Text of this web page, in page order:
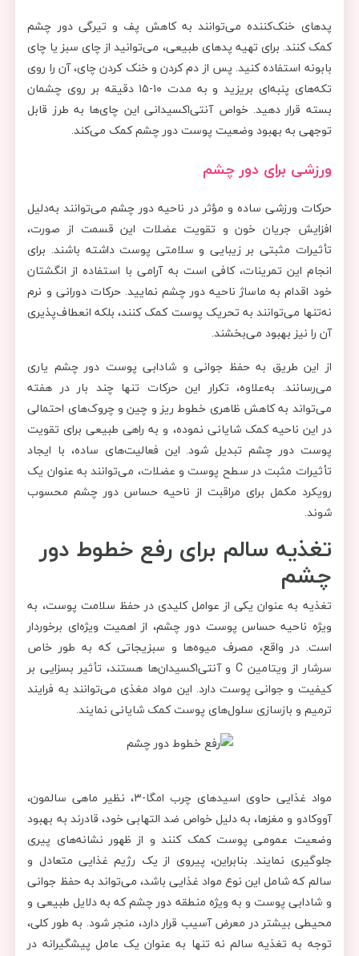
پدهای خنک‌کننده می‌توانند به کاهش پف و تیرگی دور چشم
کمک کنند. برای تهیه پدهای طبیعی، می‌توانید از چای سبز یا چای
بابونه استفاده کنید. پس از دم کردن و خنک کردن چای، آن را روی
تکه‌های پنبه‌ای بریزید و به مدت ۱۰-۱۵ دقیقه بر روی چشمان
بسته قرار دهید. خواص آنتی‌اکسیدانی این چای‌ها به طرز قابل
توجهی به بهبود وضعیت پوست دور چشم کمک می‌کند.
ورزشی برای دور چشم
حرکات ورزشی ساده و مؤثر در ناحیه دور چشم می‌توانند به‌دلیل
افزایش جریان خون و تقویت عضلات این قسمت از صورت،
تأثیرات مثبتی بر زیبایی و سلامتی پوست داشته باشند. برای
انجام این تمرینات، کافی است به آرامی با استفاده از انگشتان
خود اقدام به ماساژ ناحیه دور چشم نمایید. حرکات دورانی و نرم
نه‌تنها می‌توانند به تحریک پوست کمک کنند، بلکه انعطاف‌پذیری
آن را نیز بهبود می‌بخشند.
از این طریق به حفظ جوانی و شادابی پوست دور چشم یاری
می‌رسانند. به‌علاوه، تکرار این حرکات تنها چند بار در هفته
می‌تواند به کاهش ظاهری خطوط ریز و چین و چروک‌های احتمالی
در این ناحیه کمک شایانی نموده، و به راهی طبیعی برای تقویت
پوست دور چشم تبدیل شود. این فعالیت‌های ساده، با ایجاد
تأثیرات مثبت در سطح پوست و عضلات، می‌توانند به عنوان یک
رویکرد مکمل برای مراقبت از ناحیه حساس دور چشم محسوب
شوند.
تغذیه سالم برای رفع خطوط دور
چشم
تغذیه به عنوان یکی از عوامل کلیدی در حفظ سلامت پوست، به
ویژه ناحیه حساس پوست دور چشم، از اهمیت ویژه‌ای برخوردار
است. در واقع، مصرف میوه‌ها و سبزیجاتی که به طور خاص
سرشار از ویتامین C و آنتی‌اکسیدان‌ها هستند، تأثیر بسزایی بر
کیفیت و جوانی پوست دارد. این مواد مغذی می‌توانند به فرایند
ترمیم و بازسازی سلول‌های پوست کمک شایانی نمایند.
مواد غذایی حاوی اسیدهای چرب امگا-۳، نظیر ماهی سالمون،
آووکادو و مغزها، به دلیل خواص ضد التهابی خود، قادرند به بهبود
وضعیت عمومی پوست کمک کنند و از ظهور نشانه‌های پیری
جلوگیری نمایند. بنابراین، پیروی از یک رژیم غذایی متعادل و
سالم که شامل این نوع مواد غذایی باشد، می‌تواند به حفظ جوانی
و شادابی پوست و به ویژه منطقه دور چشم که به دلایل طبیعی و
محیطی بیشتر در معرض آسیب قرار دارد، منجر شود. به طور کلی،
توجه به تغذیه سالم نه تنها به عنوان یک عامل پیشگیرانه در